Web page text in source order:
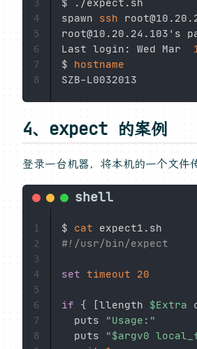
$ ./expect.sh
spawn ssh
root@10.20.24.103's
Last login: Wed Mar
$ hostname
3
4
5
6
7
8
4、expect 的案例
登录一台机器，将本机的一个文件
$ cat
#!/usr/bin/expect
set timeout 20
if { [llength $Extra
  puts
"Usage:"
  puts
"$argv0
1
2
3
4
5
6
7
8